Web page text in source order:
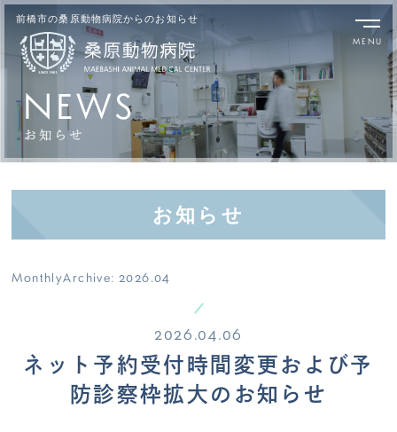
前橋市の桑原動物病院からのお知らせ
NEWS
お知らせ
MonthlyArchive:2026.04
2026.04.06
ネット予約受付時間変更および予
防診察枠拡大のお知らせ